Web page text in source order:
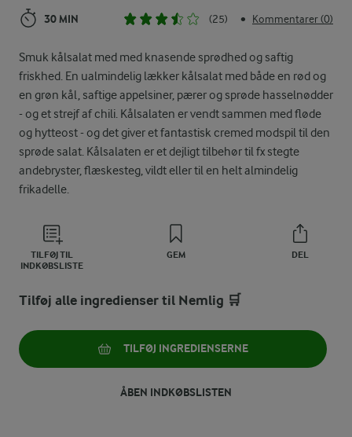
30 MIN (25) • Kommentarer (0)
Smuk kålsalat med med knasende sprødhed og saftig
friskhed. En ualmindelig lækker kålsalat med både en rød og
en grøn kål, saftige appelsiner, pærer og sprøde hasselnødder
- og et strejf af chili. Kålsalaten er vendt sammen med fløde
og hytteost - og det giver et fantastisk cremed modspil til den
sprøde salat. Kålsalaten er et dejligt tilbehør til fx stegte
andebryster, flæskesteg, vildt eller til en helt almindelig
frikadelle.
TILFØJ TIL
INDKØBSLISTE
GEM DEL
Tilføj alle ingredienser til Nemlig 🛒
TILFØJ INGREDIENSERNE
ÅBEN INDKØBSLISTEN